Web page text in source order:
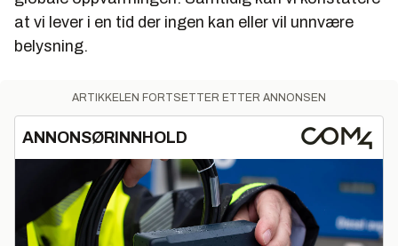
at vi lever i en tid der ingen kan eller vil unnvære
belysning.
ARTIKKELEN FORTSETTER ETTER ANNONSEN
ANNONSØRINNHOLD